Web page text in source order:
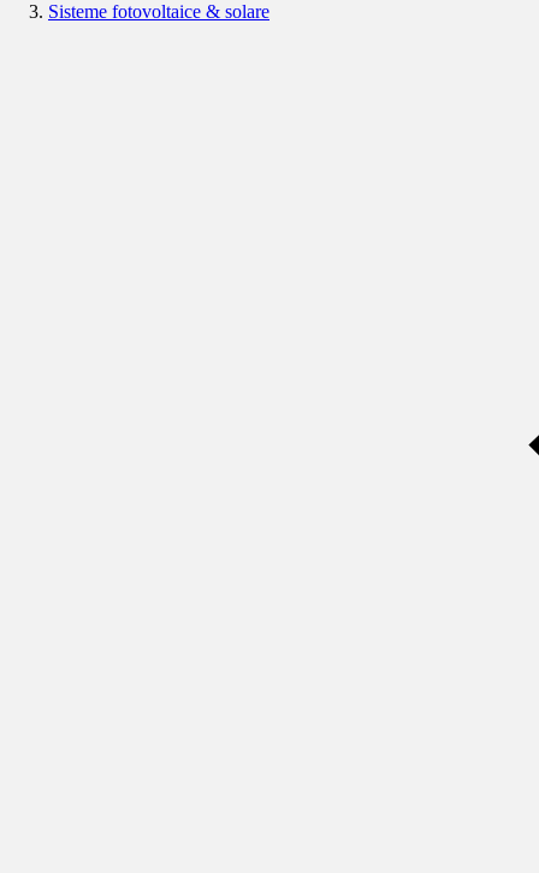
Sisteme fotovoltaice & solare